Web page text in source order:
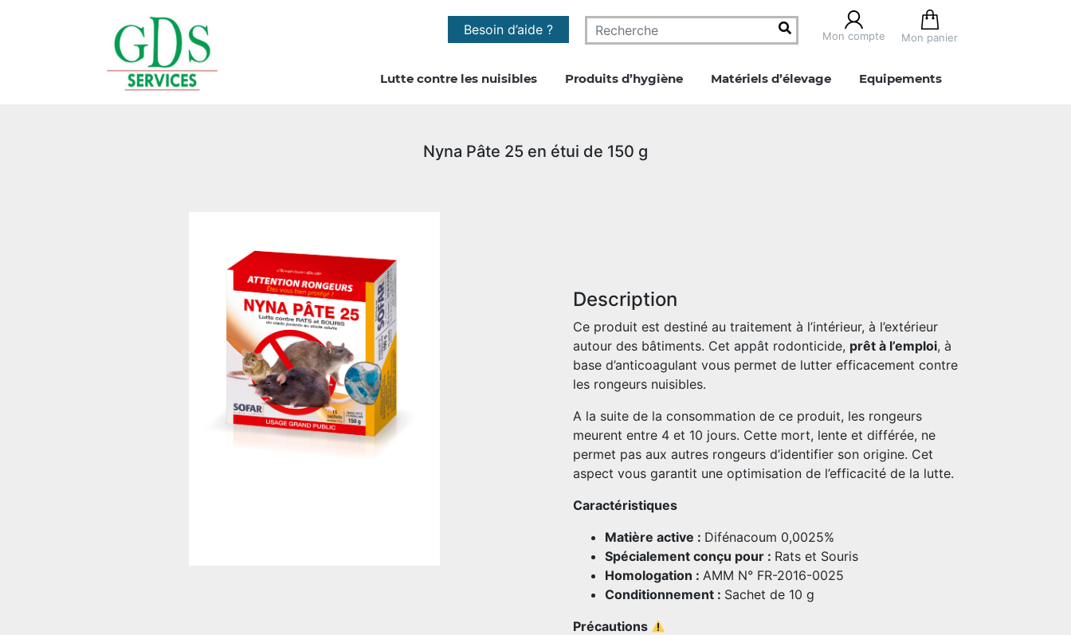
Besoin d’aide ? Mon compte Mon panier
Lutte contre les nuisibles Produits d’hygiène Matériels d’élevage Equipements
Nyna Pâte 25 en étui de 150 g
Description
Ce produit est destiné au traitement à l’intérieur, à l’extérieur
autour des bâtiments. Cet appât rodonticide, prêt à l’emploi, à
base d’anticoagulant vous permet de lutter efficacement contre
les rongeurs nuisibles.
A la suite de la consommation de ce produit, les rongeurs
meurent entre 4 et 10 jours. Cette mort, lente et différée, ne
permet pas aux autres rongeurs d’identifier son origine. Cet
aspect vous garantit une optimisation de l’efficacité de la lutte.
Caractéristiques
Matière active : Difénacoum 0,0025%
Spécialement conçu pour : Rats et Souris
Homologation : AMM N° FR-2016-0025
Conditionnement : Sachet de 10 g
Précautions